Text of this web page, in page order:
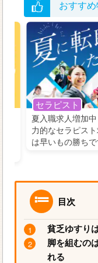
おすす
セラピスト
夏入職求人増加
力的なセラピスト
は早いもの勝ちで
目次
貧乏ゆすり
脚を組むの
れる